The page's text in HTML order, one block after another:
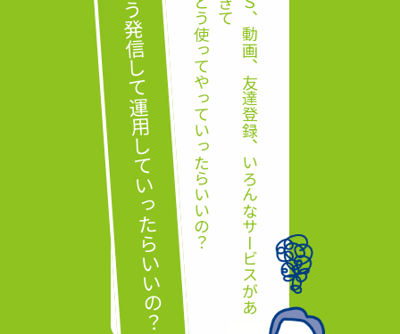
何をどう発信して運用していったらいいの？ Ｓ
Ｎ
Ｓ
、
動
画
、
友
達
登
録
、
い
ろ
ん
な
サ
ー
ビ
ス
が
あ
り
過
ぎ
何をどう使ってやっていったらいいの？